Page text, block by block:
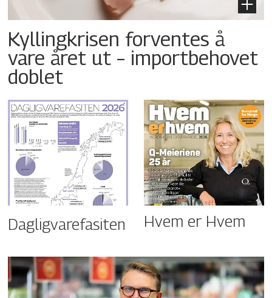
Kyllingkrisen forventes å
vare året ut – importbehovet
doblet
Dagligvarefasiten Hvem er Hvem